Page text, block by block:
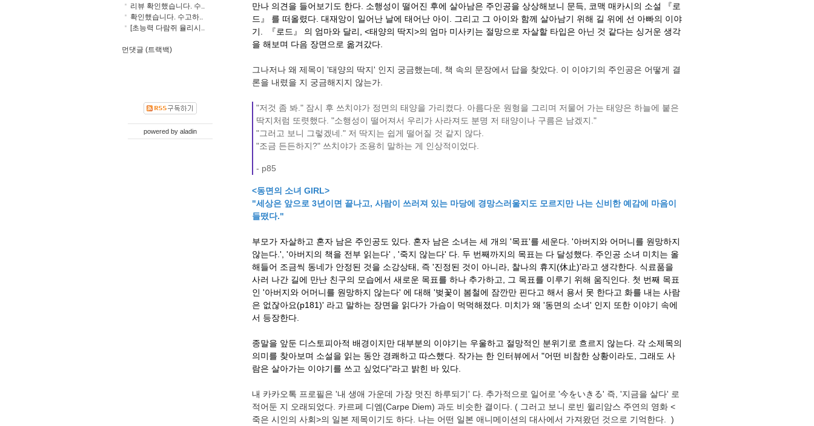
만나 의견을 들어보기도 한다. 소행성이 떨어진 후에 살아남은 주인공을 상상해보니 문득, 코맥 매카시의 소설 『로
드』 를 떠올렸다. 대재앙이 일어난 날에 태어난 아이. 그리고 그 아이와 함께 살아남기 위해 길 위에 선 아빠의 이야
기. 『로드』 의 엄마와 달리, <태양의 딱지>의 엄마 미사키는 절망으로 자살할 타입은 아닌 것 같다는 싱거운 생각
을 해보며 다음 장면으로 옮겨갔다.
그나저나 왜 제목이 '태양의 딱지' 인지 궁금했는데, 책 속의 문장에서 답을 찾았다. 이 이야기의 주인공은 어떻게 결
론을 내렸을 지 궁금해지지 않는가.
"저것 좀 봐." 잠시 후 쓰치야가 정면의 태양을 가리켰다. 아름다운 원형을 그리며 저물어 가는 태양은 하늘에 붙은
딱지처럼 또렷했다. "소행성이 떨어져서 우리가 사라져도 분명 저 태양이나 구름은 남겠지."
"그러고 보니 그렇겠네." 저 딱지는 쉽게 떨어질 것 같지 않다.
"조금 든든하지?" 쓰치야가 조용히 말하는 게 인상적이었다.
- p85
<동면의 소녀 GIRL>
"세상은 앞으로 3년이면 끝나고, 사람이 쓰러져 있는 마당에 경망스러울지도 모르지만 나는 신비한 예감에 마음이
들떴다."
부모가 자살하고 혼자 남은 주인공도 있다. 혼자 남은 소녀는 세 개의 '목표'를 세운다. '아버지와 어머니를 원망하지
않는다.', '아버지의 책을 전부 읽는다' , '죽지 않는다' 다. 두 번째까지의 목표는 다 달성했다. 주인공 소녀 미치는 올
해들어 조금씩 동네가 안정된 것을 소강상태, 즉 '진정된 것이 아니라, 찰나의 휴지(休止)'라고 생각한다. 식료품을
사러 나간 길에 만난 친구의 모습에서 새로운 목표를 하나 추가하고, 그 목표를 이루기 위해 움직인다. 첫 번째 목표
인 '아버지와 어머니를 원망하지 않는다' 에 대해 '벚꽃이 봄철에 잠깐만 핀다고 해서 용서 못 한다고 화를 내는 사람
은 없잖아요(p181)' 라고 말하는 장면을 읽다가 가슴이 먹먹해졌다. 미치가 왜 '동면의 소녀' 인지 또한 이야기 속에
서 등장한다.
종말을 앞둔 디스토피아적 배경이지만 대부분의 이야기는 우울하고 절망적인 분위기로 흐르지 않는다. 각 소제목의
의미를 찾아보며 소설을 읽는 동안 경쾌하고 따스했다. 작가는 한 인터뷰에서 "어떤 비참한 상황이라도, 그래도 사
람은 살아가는 이야기를 쓰고 싶었다"라고 밝힌 바 있다.
내 카카오톡 프로필은 '내 생애 가운데 가장 멋진 하루되기' 다. 추가적으로 일어로 '今をいきる' 즉, '지금을 살다' 로
적어둔 지 오래되었다. 카르페 디엠(Carpe Diem) 과도 비슷한 결이다. ( 그러고 보니 로빈 윌리암스 주연의 영화 <
죽은 시인의 사회>의 일본 제목이기도 하다. 나는 어떤 일본 애니메이션의 대사에서 가져왔던 것으로 기억한다. )
리뷰 확인했습니다. 수..
확인했습니다. 수고하..
[초능력 다람쥐 율리시..
먼댓글 (트랙백)
powered by aladin